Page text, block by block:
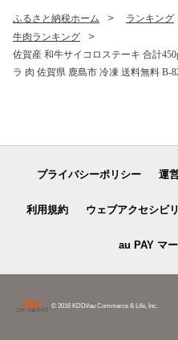
ふるさと納税ホーム ランキング
牛肉ランキング
佐賀産 和牛サイコロステーキ 合計
ラ 肉 佐賀県 鹿島市 冷凍 送料無料 B-
プライバシーポリシー 運
利用規約 ウェブアクセシビ
au PAY マ
© 2016 KDDI/au Commerce & Life, Inc.